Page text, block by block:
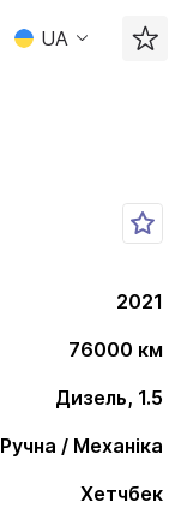
UA
2021
76000 км
Дизель, 1.5
Ручна / Механіка
Хетчбек